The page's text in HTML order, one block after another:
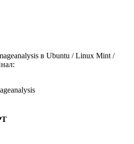
в Ubuntu / Linux Mint /
: